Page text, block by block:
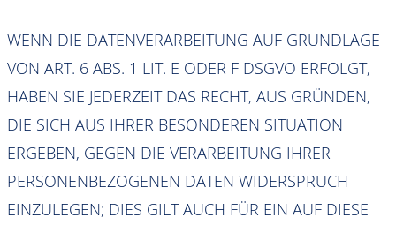
WENN DIE DATENVERARBEITUNG AUF GRUNDLAGE
VON ART. 6 ABS. 1 LIT. E ODER F DSGVO ERFOLGT,
HABEN SIE JEDERZEIT DAS RECHT, AUS GRÜNDEN,
DIE SICH AUS IHRER BESONDEREN SITUATION
ERGEBEN, GEGEN DIE VERARBEITUNG IHRER
PERSONENBEZOGENEN DATEN WIDERSPRUCH
EINZULEGEN; DIES GILT AUCH FÜR EIN AUF DIESE